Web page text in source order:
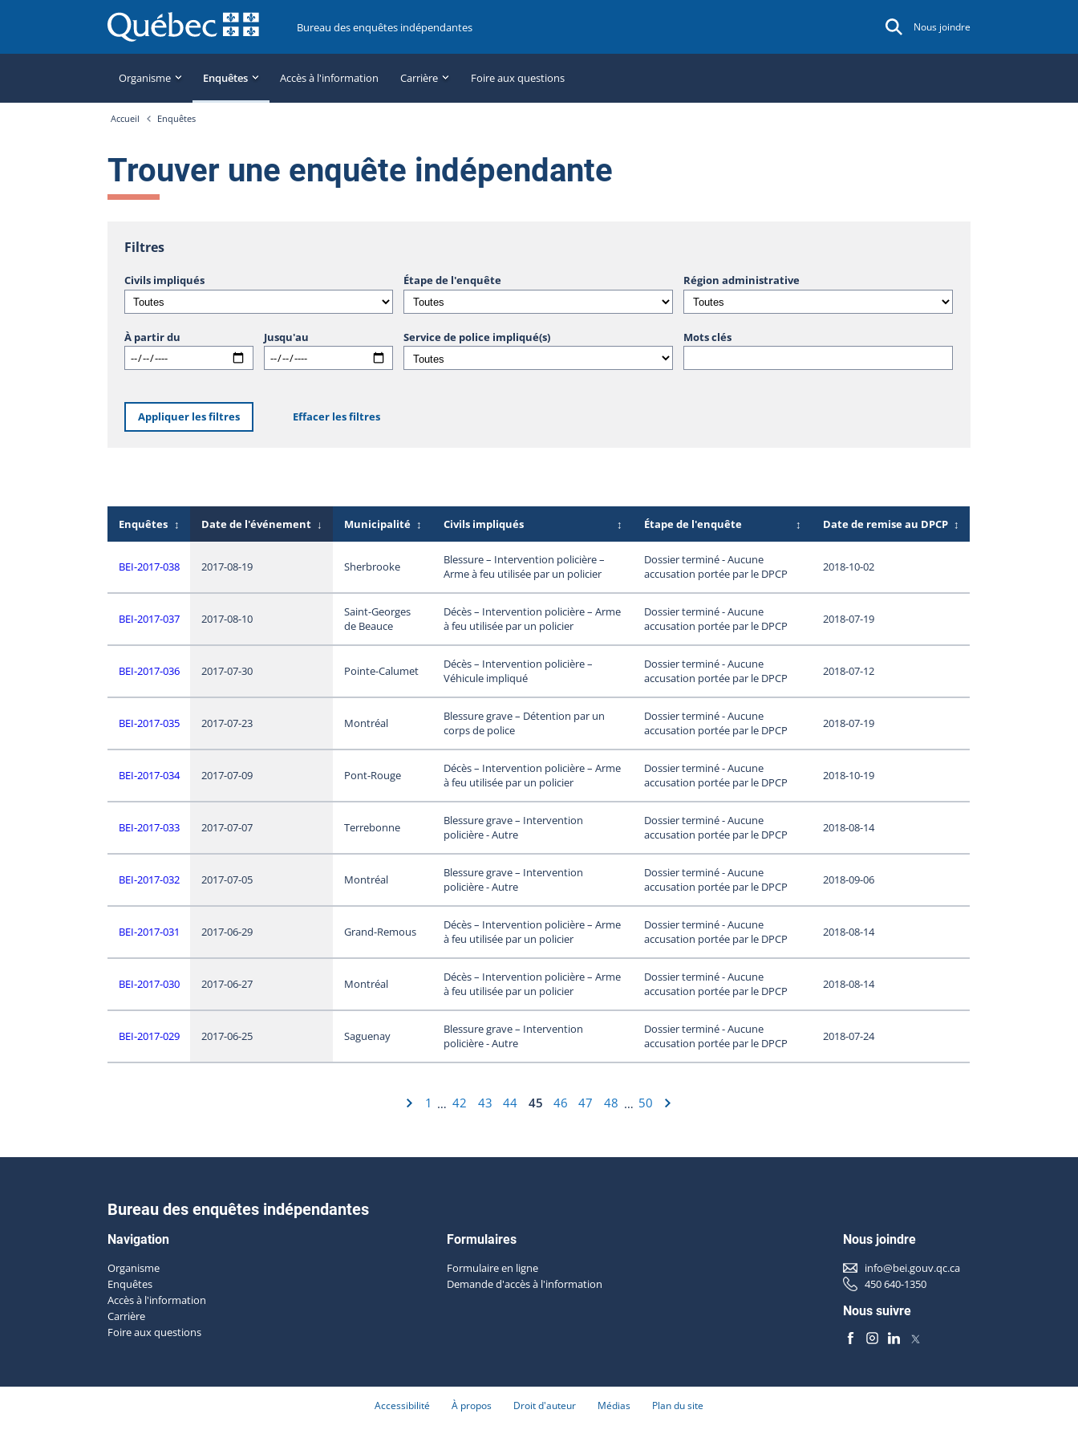
Bureau des enquêtes indépendantes Nous joindre
Organisme Enquêtes Accès à l'information Carrière Foire aux questions
Accueil Enquêtes
Trouver une enquête indépendante
Filtres
Civils impliqués Étape de l'enquête Région administrative
À partir du Jusqu'au Service de police impliqué(s) Mots clés
Appliquer les filtres Effacer les filtres
Enquêtes ↕ Date de l'événement ↓ Municipalité ↕ Civils impliqués ↕ Étape de l'enquête ↕ Date de remise au DPCP ↕
BEI-2017-038 2017-08-19 Sherbrooke
Blessure – Intervention policière –
Arme à feu utilisée par un policier
Dossier terminé - Aucune
accusation portée par le DPCP
2018-10-02
BEI-2017-037 2017-08-10
Saint-Georges
de Beauce
Décès – Intervention policière – Arme
à feu utilisée par un policier
Dossier terminé - Aucune
accusation portée par le DPCP
2018-07-19
BEI-2017-036 2017-07-30 Pointe-Calumet
Décès – Intervention policière –
Véhicule impliqué
Dossier terminé - Aucune
accusation portée par le DPCP
2018-07-12
BEI-2017-035 2017-07-23 Montréal
Blessure grave – Détention par un
corps de police
Dossier terminé - Aucune
accusation portée par le DPCP
2018-07-19
BEI-2017-034 2017-07-09 Pont-Rouge
Décès – Intervention policière – Arme
à feu utilisée par un policier
Dossier terminé - Aucune
accusation portée par le DPCP
2018-10-19
BEI-2017-033 2017-07-07 Terrebonne
Blessure grave – Intervention
policière - Autre
Dossier terminé - Aucune
accusation portée par le DPCP
2018-08-14
BEI-2017-032 2017-07-05 Montréal
Blessure grave – Intervention
policière - Autre
Dossier terminé - Aucune
accusation portée par le DPCP
2018-09-06
BEI-2017-031 2017-06-29 Grand-Remous
Décès – Intervention policière – Arme
à feu utilisée par un policier
Dossier terminé - Aucune
accusation portée par le DPCP
2018-08-14
BEI-2017-030 2017-06-27 Montréal
Décès – Intervention policière – Arme
à feu utilisée par un policier
Dossier terminé - Aucune
accusation portée par le DPCP
2018-08-14
BEI-2017-029 2017-06-25 Saguenay
Blessure grave – Intervention
policière - Autre
Dossier terminé - Aucune
accusation portée par le DPCP
2018-07-24
1 … 42 43 44 45 46 47 48 … 50
Bureau des enquêtes indépendantes
Navigation
Organisme
Enquêtes
Accès à l'information
Carrière
Foire aux questions
Formulaires
Formulaire en ligne
Demande d'accès à l'information
Nous joindre
info@bei.gouv.qc.ca
450 640-1350
Nous suivre
Accessibilité À propos Droit d'auteur Médias Plan du site